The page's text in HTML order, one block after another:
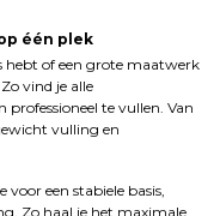
één plek
hebt of een grote maatwerk
vind je alle
te vullen. Van
vulling en
een stabiele basis,
Zo haal je het maximale